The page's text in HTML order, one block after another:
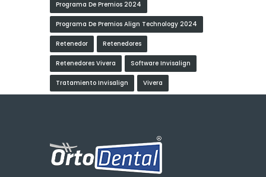
Programa De Premios 2024
Programa De Premios Align Technology 2024
Retenedor Retenedores
Retenedores Vivera Software Invisalign
Tratamiento Invisalign Vivera